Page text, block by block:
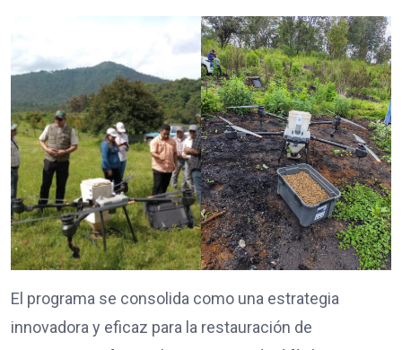
El programa se consolida como una estrategia
innovadora y eficaz para la restauración de